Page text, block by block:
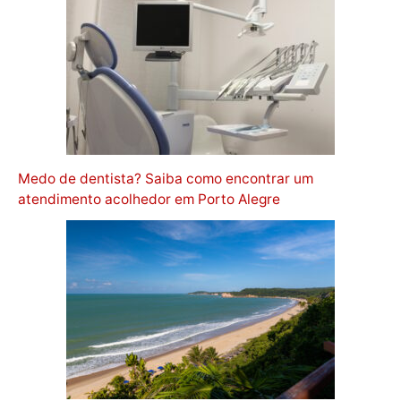
Medo de dentista? Saiba como encontrar um
atendimento acolhedor em Porto Alegre